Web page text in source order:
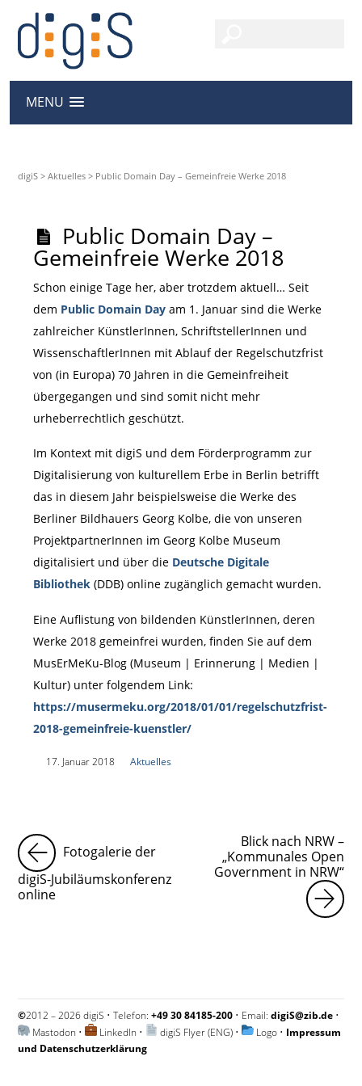
MENU
digiS >Aktuelles > Public Domain Day – Gemeinfreie Werke 2018
Public Domain Day –
Gemeinfreie Werke 2018
Schon einige Tage her, aber trotzdem aktuell… Seit
dem Public Domain Dayam 1. Januar sind die Werke
zahlreicher KünstlerInnen, SchriftstellerInnen und
WissenschaftlerInnen mit Ablauf der Regelschutzfrist
von (in Europa) 70 Jahren in die Gemeinfreiheit
übergegangen und sind somit nicht mehr
urheberrechtlich geschützt.
Im Kontext mit digiS und dem Förderprogramm zur
Digitalisierung von kulturellem Erbe in Berlin betrifft
das in diesem Jahr beispielsweise die Werke des
Berliner Bildhauers Georg Kolbe, die von unseren
ProjektpartnerInnen im Georg Kolbe Museum
digitalisiert und über die Deutsche Digitale
Bibliothek(DDB) online zugänglich gemacht wurden.
Eine Auflistung von bildenden KünstlerInnen, deren
Werke 2018 gemeinfrei wurden, finden Sie auf dem
MusErMeKu-Blog (Museum | Erinnerung | Medien |
Kultur) unter folgendem Link:
https://musermeku.org/2018/01/01/regelschutzfrist-
2018-gemeinfreie-kuenstler/
17. Januar 2018 Aktuelles
Fotogalerie der
digiS-Jubiläumskonferenz
online
Blick nach NRW –
„Kommunales Open
Government in NRW“
©2012 – 2026 digiS • Telefon:+49 30 84185-200 • Email:digiS@zib.de •
Mastodon • LinkedIn • digiS Flyer (ENG) • Logo • Impressum
und Datenschutzerklärung